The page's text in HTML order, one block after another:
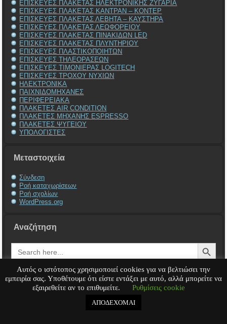
ΕΠΙΣΚΕΥΕΣ ΠΛΑΚΕΤΑΣ ΗΛΕΚΤΡΟΝΙΚΗΣ ΖΥΓΑΡΙΑ
ΕΠΙΣΚΕΥΕΣ ΠΛΑΚΕΤΑΣ ΚΑΝΤΡΑΝ – ΚΟΝΤΕΡ
ΕΠΙΣΚΕΥΕΣ ΠΛΑΚΕΤΑΣ ΛΕΒΗΤΑ – ΚΑΥΣΤΗΡΑ
ΕΠΙΣΚΕΥΕΣ ΠΛΑΚΕΤΑΣ ΛΕΩΦΟΡΕΙΟΥ
ΕΠΙΣΚΕΥΕΣ ΠΛΑΚΕΤΑΣ ΠΙΝΑΚΙΔΩΝ LED
ΕΠΙΣΚΕΥΕΣ ΠΛΑΚΕΤΑΣ ΠΛΥΝΤΗΡΙΟΥ
ΕΠΙΣΚΕΥΕΣ ΠΛΑΣΤΙΚΟΠΟΙΗΤΩΝ
ΕΠΙΣΚΕΥΕΣ ΤΗΛΕΟΡΑΣΕΩΝ
ΕΠΙΣΚΕΥΕΣ ΤΙΜΟΝΙΕΡΑΣ LOGITECH
ΕΠΙΣΚΕΥΕΣ ΤΡΟΧΟΥ ΝΥΧΙΩΝ
ΗΛΕΚΤΡΟΝΙΚΑ
ΠΑΙΧΝΙΔΟΜΗΧΑΝΕΣ
ΠΕΡΙΦΕΡΕΙΑΚΑ
ΠΛΑΚΕΤΕΣ AIR CONDITION
ΠΛΑΚΕΤΕΣ ΜΗΧΑΝΗΣ ESPRESSO
ΠΛΑΚΕΤΕΣ ΨΥΓΕΙΟΥ
ΥΠΟΛΟΓΙΣΤΕΣ
Μεταστοιχεία
Σύνδεση
Ροή καταχωρίσεων
Ροή σχολίων
WordPress.org
Αναζήτηση
Search
for:
Search Button
Service Υπολογιστή Service Laptop Service Macbook Service Περιφερειακά
Αυτός ο ιστότοπος χρησιμοποιεί cookies για να βελτιώσει την
εμπειρία σας. Υποθέτουμε ότι είστε εντάξει με αυτό, αλλά μπορείτε να
εξαιρεθείτε αν το επιθυμείτε.
Ρυθμίσεις cookie
ΑΠΟΔΕΧΟΜΑΙ